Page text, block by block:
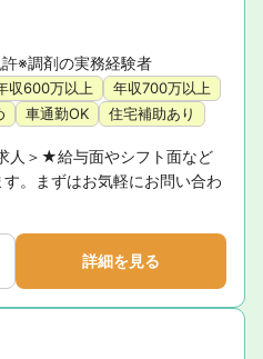
※調剤の実務経験者
収600万以上
年収700万以上
車通勤OK 住宅補助あり
人＞★給与面やシフト面など
。まずはお気軽にお問い合わ
詳細を見る